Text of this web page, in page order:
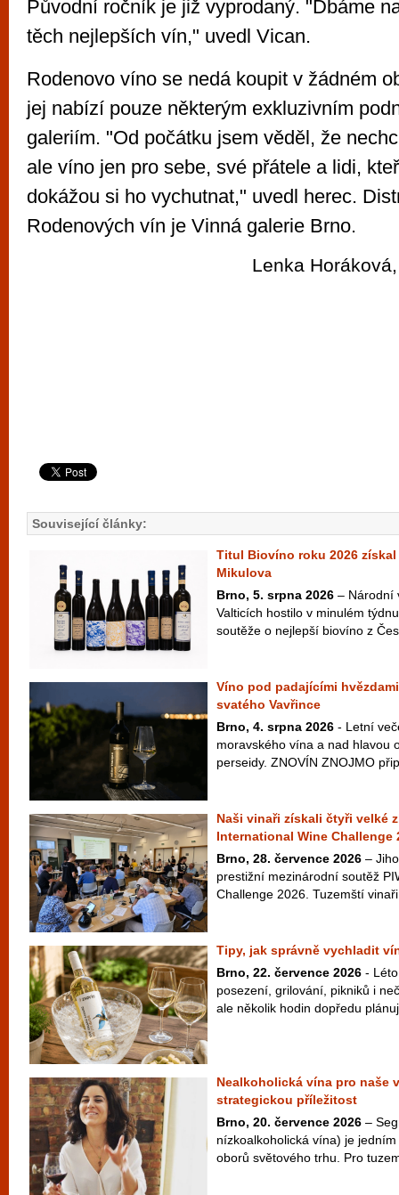
Původní ročník je již vyprodaný. "Dbáme
těch nejlepších vín," uvedl Vican.
Rodenovo víno se nedá koupit v žádném
jej nabízí pouze některým exkluzivním
galeriím. "Od počátku jsem věděl, že
ale víno jen pro sebe, své přátele a lidi,
dokážou si ho vychutnat," uvedl herec.
Rodenových vín je Vinná galerie Brno.
Lenka
Související články:
Titul Biovíno roku 2026
Mikulova
Brno, 5. srpna 2026 – Národní
Valticích hostilo v minulém
soutěže o nejlepší biovíno z
Víno pod padajícími
svatého Vavřince
Brno, 4. srpna 2026 - Letní
moravského vína a nad hlavou
perseidy. ZNOVÍN ZNOJMO
Naši vinaři získali čtyři velké
International Wine Challenge
Brno, 28. července 2026 –
prestižní mezinárodní soutěž
Challenge 2026. Tuzemští
Tipy, jak správně vychladit
Brno, 22. července 2026 -
posezení, grilování, pikniků i
ale několik hodin dopředu
Nealkoholická vína pro naše
strategickou příležitost
Brno, 20. července 2026 –
nízkoalkoholická vína) je
oborů světového trhu. Pro